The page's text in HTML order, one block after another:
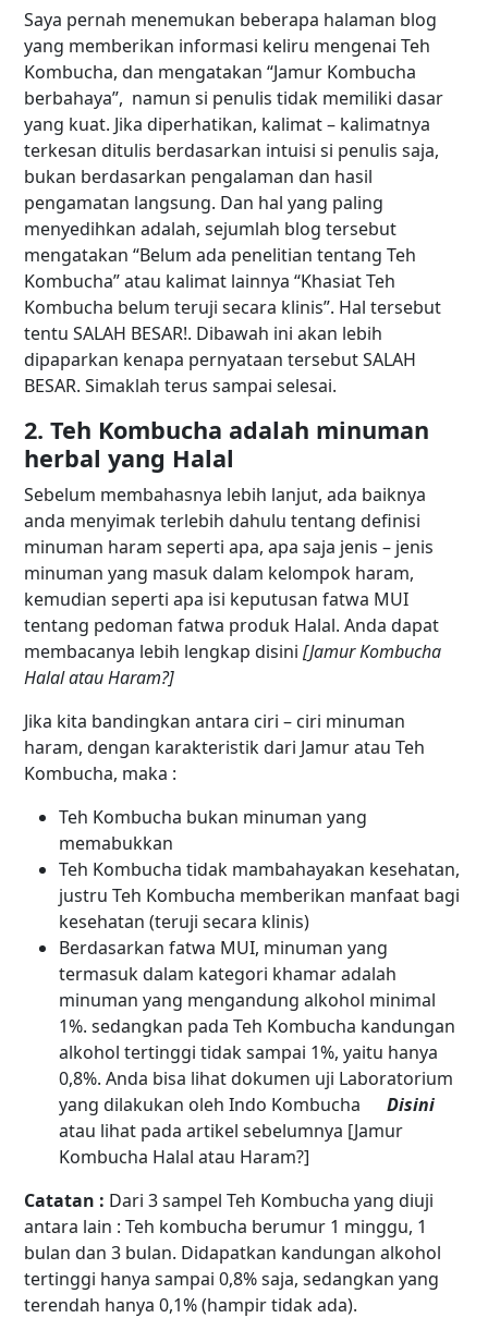
Saya pernah menemukan beberapa halaman blog
yang memberikan informasi keliru mengenai Teh
Kombucha, dan mengatakan “Jamur Kombucha
berbahaya”, namun si penulis tidak memiliki dasar
yang kuat. Jika diperhatikan, kalimat – kalimatnya
terkesan ditulis berdasarkan intuisi si penulis saja,
bukan berdasarkan pengalaman dan hasil
pengamatan langsung. Dan hal yang paling
menyedihkan adalah, sejumlah blog tersebut
mengatakan “Belum ada penelitian tentang Teh
Kombucha” atau kalimat lainnya “Khasiat Teh
Kombucha belum teruji secara klinis”. Hal tersebut
tentu SALAH BESAR!. Dibawah ini akan lebih
dipaparkan kenapa pernyataan tersebut SALAH
BESAR. Simaklah terus sampai selesai.
2. Teh Kombucha adalah minuman
herbal yang Halal
Sebelum membahasnya lebih lanjut, ada baiknya
anda menyimak terlebih dahulu tentang definisi
minuman haram seperti apa, apa saja jenis – jenis
minuman yang masuk dalam kelompok haram,
kemudian seperti apa isi keputusan fatwa MUI
tentang pedoman fatwa produk Halal. Anda dapat
membacanya lebih lengkap disini [Jamur Kombucha
Halal atau Haram?]
Jika kita bandingkan antara ciri – ciri minuman
haram, dengan karakteristik dari Jamur atau Teh
Kombucha, maka :
Teh Kombucha bukan minuman yang
memabukkan
Teh Kombucha tidak mambahayakan kesehatan,
justru Teh Kombucha memberikan manfaat bagi
kesehatan (teruji secara klinis)
Berdasarkan fatwa MUI, minuman yang
termasuk dalam kategori khamar adalah
minuman yang mengandung alkohol minimal
1%. sedangkan pada Teh Kombucha kandungan
alkohol tertinggi tidak sampai 1%, yaitu hanya
0,8%. Anda bisa lihat dokumen uji Laboratorium
yang dilakukan oleh Indo Kombucha
Disini
atau lihat pada artikel sebelumnya [Jamur
Kombucha Halal atau Haram?]
Catatan : Dari 3 sampel Teh Kombucha yang diuji
antara lain : Teh kombucha berumur 1 minggu, 1
bulan dan 3 bulan. Didapatkan kandungan alkohol
tertinggi hanya sampai 0,8% saja, sedangkan yang
terendah hanya 0,1% (hampir tidak ada).